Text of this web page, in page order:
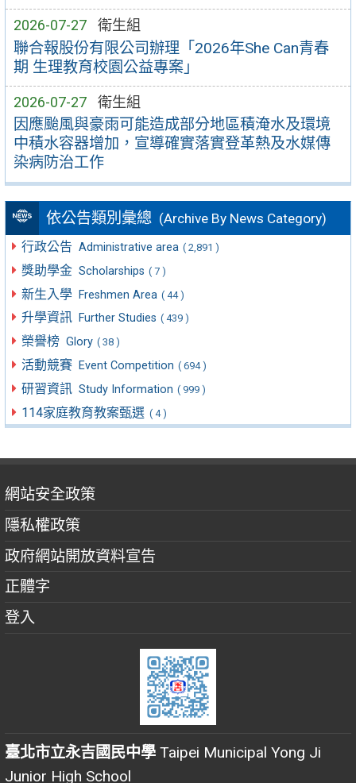
2026-07-27 衛生組
聯合報股份有限公司辦理「2026年She Can青春
期 生理教育校園公益專案」
2026-07-27 衛生組
因應颱風與豪雨可能造成部分地區積淹水及環境
中積水容器增加，宣導確實落實登革熱及水媒傳
染病防治工作
依公告類別彙總 (Archive By News Category)
行政公告 Administrative area ( 2,891 )
獎助學金 Scholarships ( 7 )
新生入學 Freshmen Area ( 44 )
升學資訊 Further Studies ( 439 )
榮譽榜 Glory ( 38 )
活動競賽 Event Competition ( 694 )
研習資訊 Study Information ( 999 )
114家庭教育教案甄選 ( 4 )
網站安全政策
隱私權政策
政府網站開放資料宣告
正體字
登入
臺北市立永吉國民中學 Taipei Municipal Yong Ji
Junior High School